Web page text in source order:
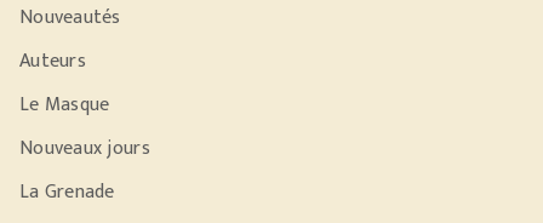
Nouveautés
Auteurs
Le Masque
Nouveaux jours
La Grenade